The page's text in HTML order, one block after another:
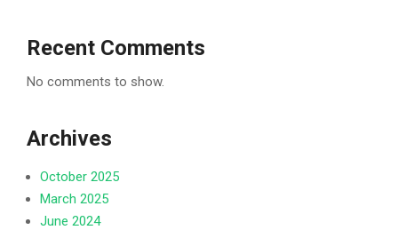
Recent Comments
No comments to show.
Archives
October 2025
March 2025
June 2024